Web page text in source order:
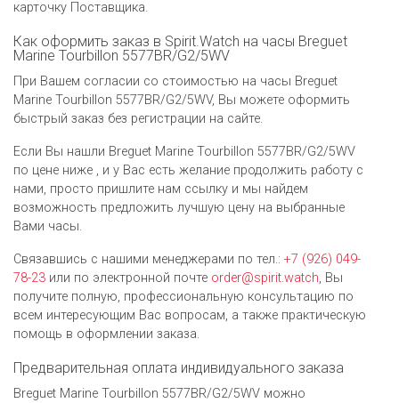
карточку Поставщика.
Как оформить заказ в Spirit.Watch на часы Breguet
Marine Tourbillon 5577BR/G2/5WV
При Вашем согласии со стоимостью на часы Breguet
Marine Tourbillon 5577BR/G2/5WV, Вы можете оформить
быстрый заказ без регистрации на сайте.
Если Вы нашли Breguet Marine Tourbillon 5577BR/G2/5WV
по цене ниже , и у Вас есть желание продолжить работу с
нами, просто пришлите нам ссылку и мы найдем
возможность предложить лучшую цену на выбранные
Вами часы.
Связавшись с нашими менеджерами по тел.: +7 (926) 049-
78-23 или по электронной почте order@spirit.watch, Вы
получите полную, профессиональную консультацию по
всем интересующим Вас вопросам, а также практическую
помощь в оформлении заказа.
Предварительная оплата индивидуального заказа
Breguet Marine Tourbillon 5577BR/G2/5WV можно